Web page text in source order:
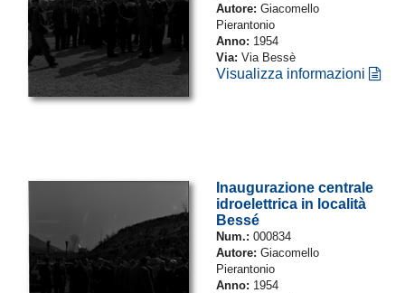
Autore: Giacomello
Pierantonio
Anno: 1954
Via: Via Bessè
Visualizza informazioni
Inaugurazione centrale
idroelettrica in località
Bessé
Num.: 000834
Autore: Giacomello
Pierantonio
Anno: 1954